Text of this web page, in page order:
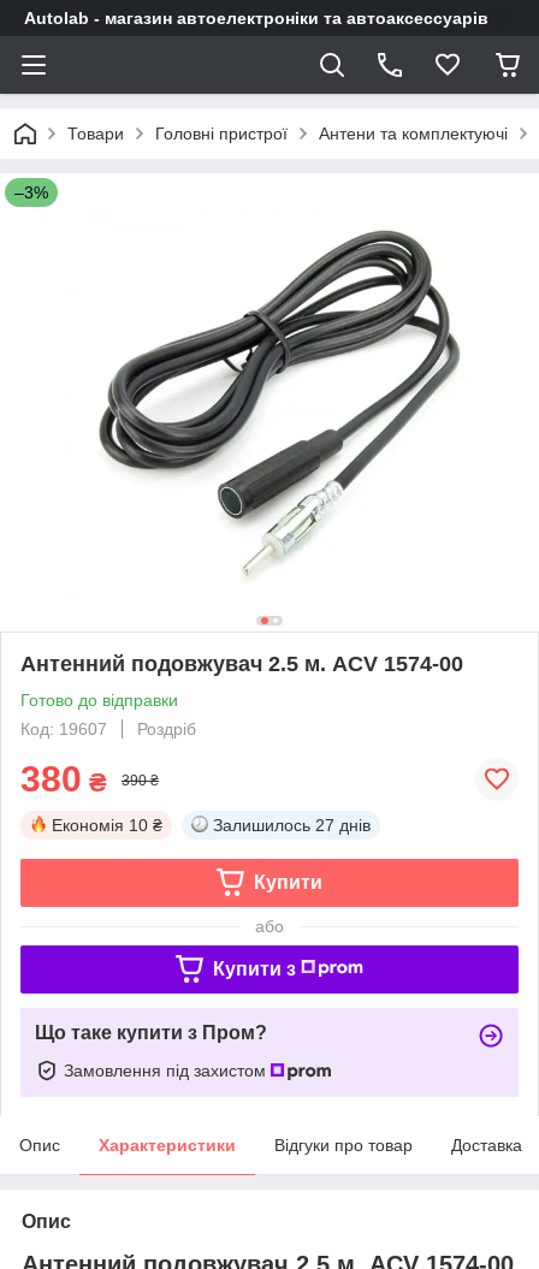
Autolab - магазин автоелектроніки та автоаксессуарів
Товари Головні пристрої Антени та комплектуючі
–3%
Антенний подовжувач 2.5 м. ACV 1574-00
Готово до відправки
Код: 19607
Роздріб
380 ₴ 390 ₴
Економія 10 ₴ Залишилось 27 днів
Купити
або
Купити з
Що таке купити з Пром?
Замовлення під захистом
Опис Характеристики Відгуки про товар Доставка
Опис